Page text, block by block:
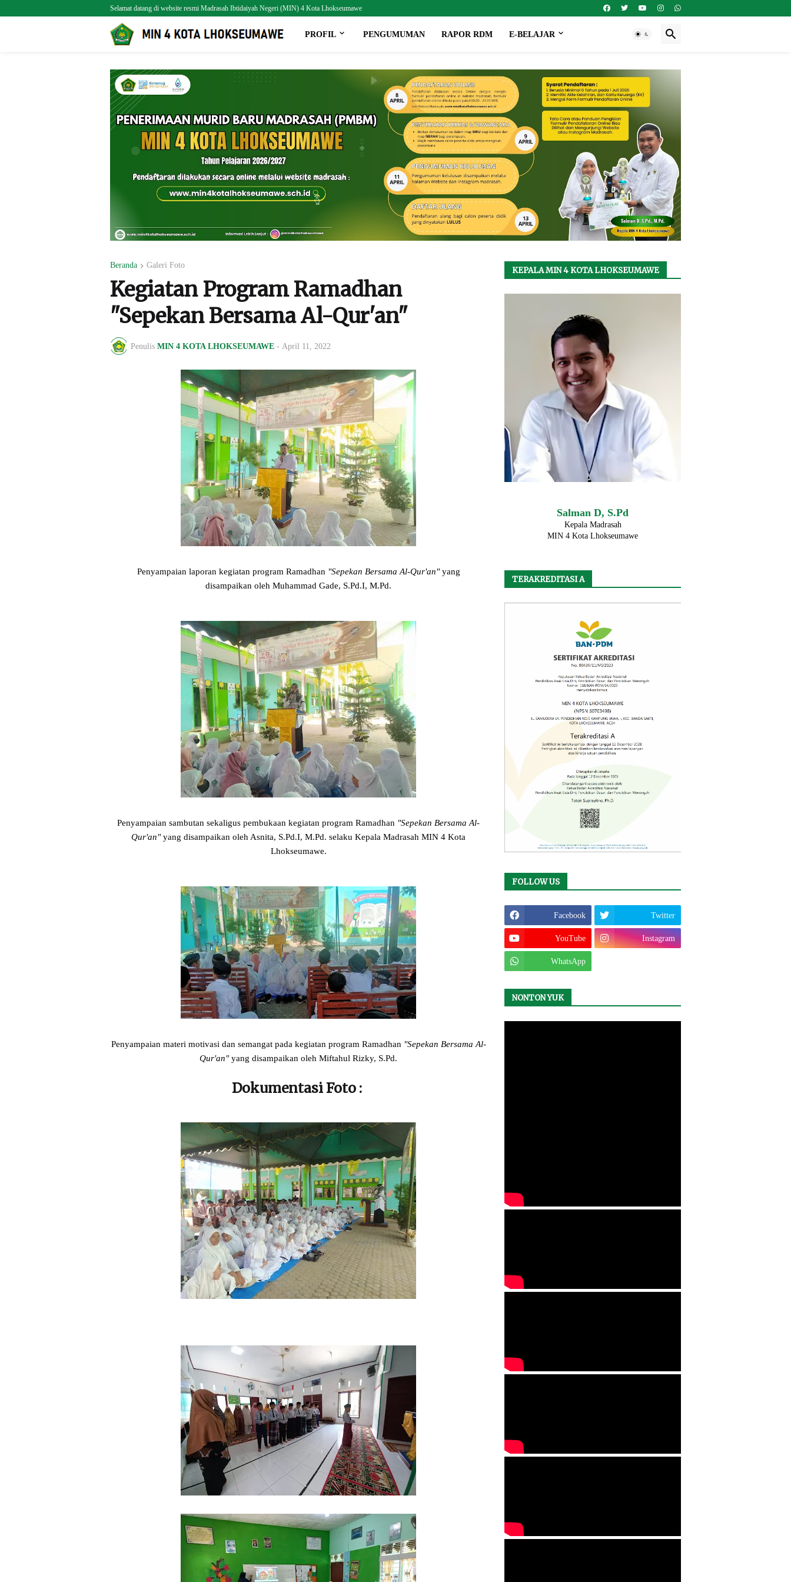
Selamat datang di website resmi Madrasah Ibtidaiyah Negeri (MIN) 4 Kota Lhokseumawe
PROFIL PENGUMUMAN RAPOR RDM E-BELAJAR
Beranda Galeri Foto
Kegiatan Program Ramadhan
"Sepekan Bersama Al-Qur'an"
Penulis MIN 4 KOTA LHOKSEUMAWE - April 11, 2022
Penyampaian laporan kegiatan program Ramadhan "Sepekan Bersama Al-Qur'an"yang
disampaikan oleh Muhammad Gade, S.Pd.I, M.Pd.
Penyampaian sambutan sekaligus pembukaan kegiatan program Ramadhan "Sepekan Bersama Al-
Qur'an"yang disampaikan oleh Asnita, S.Pd.I, M.Pd. selaku Kepala Madrasah MIN 4 Kota
Lhokseumawe.
Penyampaian materi motivasi dan semangat pada kegiatan program Ramadhan "Sepekan Bersama Al-
Qur'an"yang disampaikan oleh Miftahul Rizky, S.Pd.
Dokumentasi Foto :
KEPALA MIN 4 KOTA LHOKSEUMAWE
Salman D, S.Pd
Kepala Madrasah
MIN 4 Kota Lhokseumawe
TERAKREDITASI A
FOLLOW US
Facebook Twitter
YouTube Instagram
WhatsApp
NONTON YUK